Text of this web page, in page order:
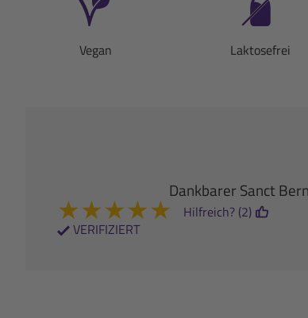
Vegan Laktosefrei
Dankbarer Sanct
★★★★★
VERIFIZIERT
Hilfreich? (2)